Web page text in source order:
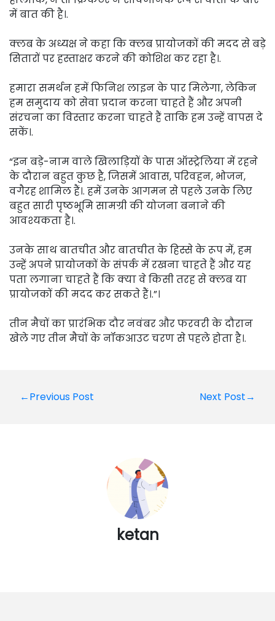
में बात की है।.
क्लब के अध्यक्ष ने कहा कि क्लब प्रायोजकों की मदद से बड़े
सितारों पर हस्ताक्षर करने की कोशिश कर रहा है।.
हमारा समर्थन हमें फिनिश लाइन के पार मिलेगा, लेकिन
हम समुदाय को सेवा प्रदान करना चाहते हैं और अपनी
संरचना का विस्तार करना चाहते हैं ताकि हम उन्हें वापस दे
सकें।.
“इन बड़े-नाम वाले खिलाड़ियों के पास ऑस्ट्रेलिया में रहने
के दौरान बहुत कुछ है, जिसमें आवास, परिवहन, भोजन,
वगैरह शामिल हैं।. हमें उनके आगमन से पहले उनके लिए
बहुत सारी पृष्ठभूमि सामग्री की योजना बनाने की
आवश्यकता है।.
उनके साथ बातचीत और बातचीत के हिस्से के रूप में, हम
उन्हें अपने प्रायोजकों के संपर्क में रखना चाहते हैं और यह
पता लगाना चाहते हैं कि क्या वे किसी तरह से क्लब या
प्रायोजकों की मदद कर सकते हैं।.”।
तीन मैचों का प्रारंभिक दौर नवंबर और फरवरी के दौरान
खेले गए तीन मैचों के नॉकआउट चरण से पहले होता है।.
Post
←Previous Post Next Post→
ketan